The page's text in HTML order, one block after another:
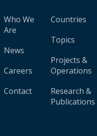
Who We
Are
News
Careers
Contact
Countries
Topics
Projects &
Operations
Research &
Publications